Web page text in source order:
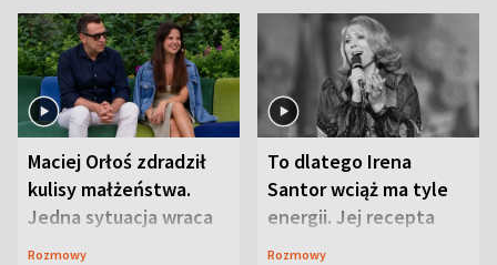
Maciej Orłoś zdradził
kulisy małżeństwa.
Jedna sytuacja wraca
jak bumerang
Rozmowy
To dlatego Irena
Santor wciąż ma tyle
energii. Jej recepta
jest zaskakująco
Rozmowy